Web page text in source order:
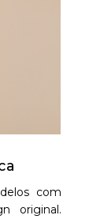
com
original.